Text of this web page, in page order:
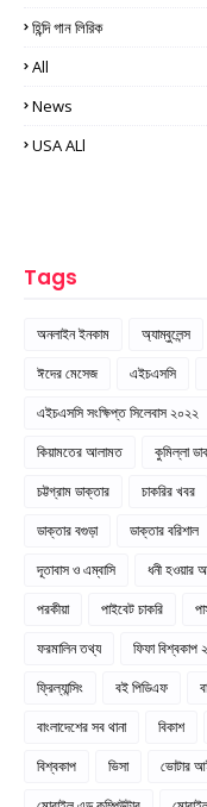
হিন্দি গান লিরিক
All
News
USA ALl
Tags
অনলাইন ইনকাম অ্যাম্বুলেন্স
ঈদের মেসেজ
এইচএসসি
এইচএসসি সংক্ষিপ্ত সিলেবাস ২০২২
কিয়ামতের আলামত
কুমিল্লা
চট্টগ্রাম ডাক্তার
চাকরির খবর
ডাক্তার বগুড়া
ডাক্তার বরিশাল
দূতাবাস ও এম্বাসি
ধনী হওয়ার
পরকীয়া
পাইবেট চাকরি
ফরমালিন তথ্য
ফিফা
ফ্রিল্যান্সিং
বই পিডিএফ
বাংলাদেশের সব থানা
বিকাশ
বিশ্বকাপ
ভিসা ভোটার